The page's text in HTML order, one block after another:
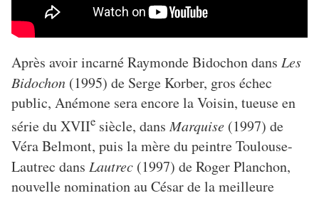
Après avoir incarné Raymonde Bidochon dans Les
Bidochon (1995) de Serge Korber, gros échec
public, Anémone sera encore la Voisin, tueuse en
série du XVIIe siècle, dansMarquise (1997) de
Véra Belmont, puis la mère du peintre Toulouse-
Lautrec dans Lautrec (1997) de Roger Planchon,
nouvelle nomination au César de la meilleure